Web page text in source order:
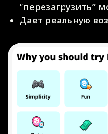
“перезагрузить”
Дает реальную